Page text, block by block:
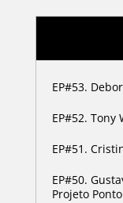
EP#53.
EP#52. Tony
EP#51.
EP#50.
Projeto